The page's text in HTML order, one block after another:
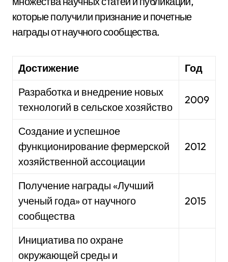
которые получили признание и почетные
награды от научного сообщества.
Достижение
Год
Разработка и внедрение новых
технологий в сельское хозяйство
2009
Создание и успешное
функционирование фермерской
хозяйственной ассоциации
2012
Получение награды «Лучший
ученый года» от научного
сообщества
2015
Инициатива по охране
окружающей среды и